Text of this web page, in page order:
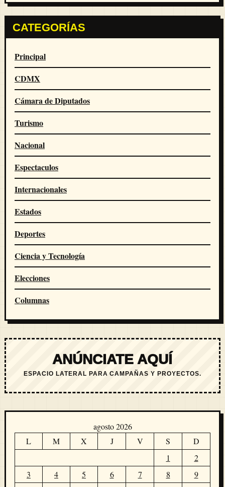
CATEGORÍAS
Principal
CDMX
Cámara de Diputados
Turismo
Nacional
Espectaculos
Internacionales
Estados
Deportes
Ciencia y Tecnología
Elecciones
Columnas
ANÚNCIATE AQUÍ
ESPACIO LATERAL PARA CAMPAÑAS Y PROYECTOS.
agosto 2026
L
M X J V S
D
1
2
3
4 5 6 7 8
9